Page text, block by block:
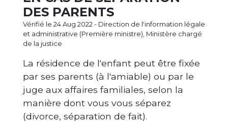
DES PARENTS
Vérifié le 24 Aug 2022 - Direction de l'information légale
et administrative (Première ministre), Ministère chargé
de la justice
La résidence de l'enfant peut être fixée
par ses parents (à l'amiable) ou par le
juge aux affaires familiales, selon la
manière dont vous vous séparez
(divorce, séparation de fait).